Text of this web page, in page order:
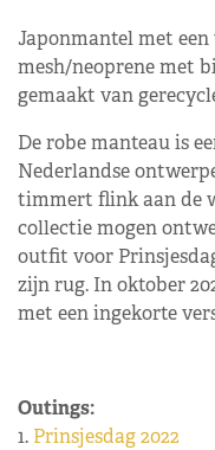
Japonmantel met
mesh/neoprene met
gemaakt van
De robe manteau is
Nederlandse
timmert flink aan de
collectie mogen
outfit voor
zijn rug. In oktober
met een ingekorte
Outings:
1. Prinsjesdag 2022